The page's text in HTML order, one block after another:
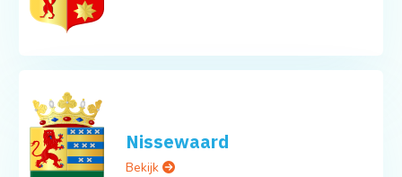
Nissewaard
Bekijk